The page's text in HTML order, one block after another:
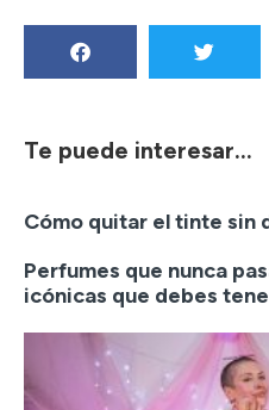
Te puede interesar...
Cómo quitar el tinte sin
Perfumes que nunca
icónicas que debes